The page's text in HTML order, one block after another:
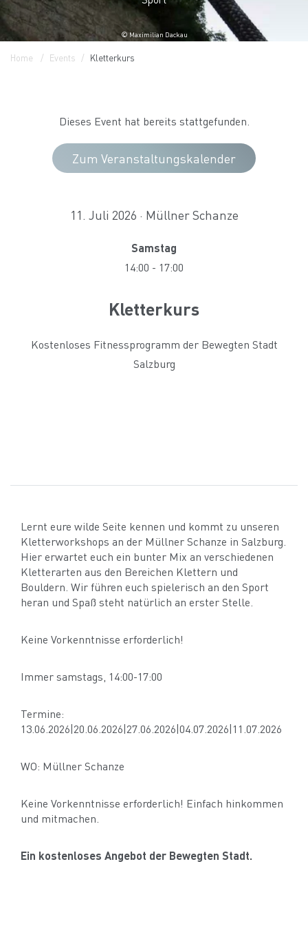
© Maximilian Dackau
Home Events Kletterkurs
Dieses Event hat bereits stattgefunden.
Zum Veranstaltungskalender
11. Juli 2026 · Müllner Schanze
Samstag
14:00 - 17:00
Kletterkurs
Kostenloses Fitnessprogramm der Bewegten Stadt
Salzburg
Lernt eure wilde Seite kennen und kommt zu unseren
Kletterworkshops an der Müllner Schanze in Salzburg.
Hier erwartet euch ein bunter Mix an verschiedenen
Kletterarten aus den Bereichen Klettern und
Bouldern. Wir führen euch spielerisch an den Sport
heran und Spaß steht natürlich an erster Stelle.
Keine Vorkenntnisse erforderlich!
Immer samstags, 14:00-17:00
Termine:
13.06.2026|20.06.2026|27.06.2026|04.07.2026|11.07.2026
WO: Müllner Schanze
Keine Vorkenntnisse erforderlich! Einfach hinkommen
und mitmachen.
Ein kostenloses Angebot der Bewegten Stadt.